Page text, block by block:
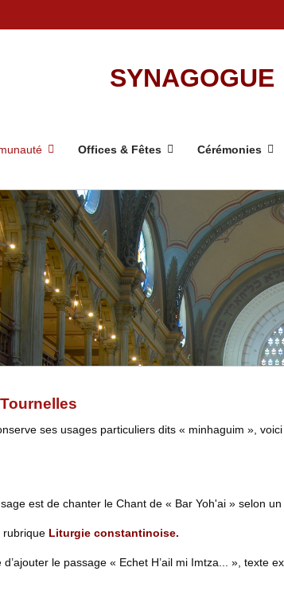
Offices & Fêtes Cérémonies
ses usages particuliers dits « minhaguim »,
est de chanter le Chant de « Bar Yoh'ai » selon
rubrique Liturgie constantinoise.
d’ajouter le passage « Echet H’ail mi Imtza... », texte